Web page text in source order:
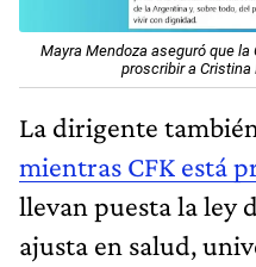
Mayra Mendoza aseguró que
proscribir a
La dirigente
mientras CFK está
llevan puesta la ley
ajusta en salud,